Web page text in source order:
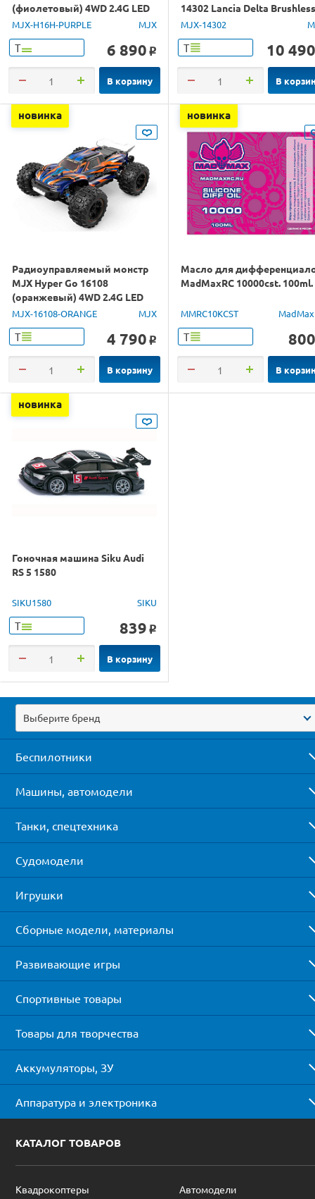
(фиолетовый) 4WD 2.4G LED
GPS 1/16 RTR
MJX-H16H-PURPLE MJX
Т 6 890 o
В корзину
14302 Lancia Delta Brushless
4WD 2.4G LED 1/14 RTR
MJX-14302
Т 10 490
В
новинка
Радиоуправляемый монстр
MJX Hyper Go 16108
(оранжевый) 4WD 2.4G LED
1/16 RTR
MJX-16108-ORANGE MJX
Т 4 790 o
В корзину
новинка
Масло для
MadMaxRC 10000cst. 100ml.
MMRC10KCST
Т 800
В
новинка
Гоночная машина Siku Audi
RS 5 1580
SIKU1580 SIKU
Т 839 o
В корзину
Выберите бренд
Беспилотники
Машины, автомодели
Танки, спецтехника
Судомодели
Игрушки
Сборные модели, материалы
Развивающие игры
Спортивные товары
Товары для творчества
Аккумуляторы, ЗУ
Аппаратура и электроника
КАТАЛОГ ТОВАРОВ
Квадрокоптеры
Автомодели